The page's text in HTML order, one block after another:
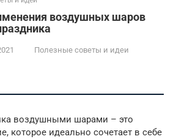
воздушных шаров
Полезные советы и идеи
воздушными шарами – это
которое идеально сочетает в себе